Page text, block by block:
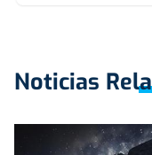
Noticias